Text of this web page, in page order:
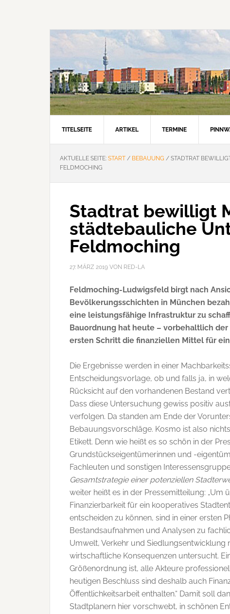
TITELSEITE ARTIKEL TERMINE
AKTUELLE SEITE: START / BEBAUUNG / STADTRAT
FELDMOCHING
Stadtrat bewilligt
städtebauliche
Feldmoching
27. MÄRZ 2019 VON RED-LA
Feldmoching-Ludwigsfeld birgt nach
Bevölkerungsschichten in München
eine leistungsfähige Infrastruktur zu
Bauordnung hat heute – vorbehaltlich
ersten Schritt die finanziellen Mittel für
Die Ergebnisse werden in einer
Entscheidungsvorlage, ob und falls ja, in
Rücksicht auf den vorhandenen Bestand
Dass diese Untersuchung gewiss positiv
verfolgen. Da standen am Ende der
Bebauungsvorschläge. Kosmo ist also
Etikett. Denn wie heißt es so schön in der
Grundstückseigentümerinnen und -
Fachleuten und sonstigen
Gesamtstrategie einer potenziellen
weiter heißt es in der Pressemitteilung:
Finanzierbarkeit für ein kooperatives
entscheiden zu können, sind in einer ersten
Bestandsaufnahmen und Analysen zu
Umwelt, Verkehr und
wirtschaftliche Konsequenzen untersucht.
Größenordnung ist, alle Akteure
heutigen Beschluss sind deshalb auch
Öffentlichkeitsarbeit enthalten.“ Damit soll
Stadtplanern hier vorschwebt, in schönen